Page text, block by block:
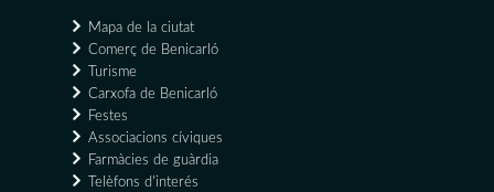
Mapa de la ciutat
Comerç de Benicarló
Turisme
Carxofa de Benicarló
Festes
Associacions cíviques
Farmàcies de guàrdia
Telèfons d'interés